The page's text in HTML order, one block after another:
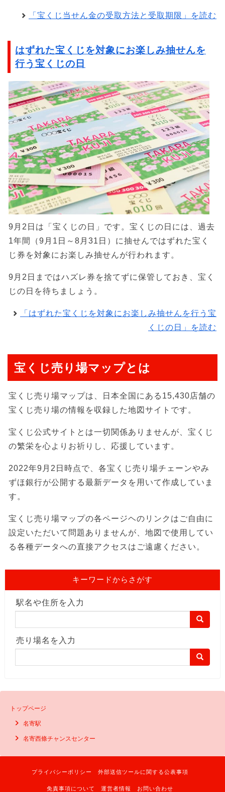
「宝くじ当せん金の受取方法と受取期限」を読む
はずれた宝くじを対象にお楽しみ抽せんを
行う宝くじの日
9月2日は「宝くじの日」です。宝くじの日には、過去
1年間（9月1日～8月31日）に抽せんではずれた宝く
じ券を対象にお楽しみ抽せんが行われます。
9月2日まではハズレ券を捨てずに保管しておき、宝く
じの日を待ちましょう。
「はずれた宝くじを対象にお楽しみ抽せんを行う宝
くじの日」を読む
宝くじ売り場マップとは
宝くじ売り場マップは、日本全国にある15,430店舗の
宝くじ売り場の情報を収録した地図サイトです。
宝くじ公式サイトとは一切関係ありませんが、宝くじ
の繁栄を心よりお祈りし、応援しています。
2022年9月2日時点で、各宝くじ売り場チェーンやみ
ずほ銀行が公開する最新データを用いて作成していま
す。
宝くじ売り場マップの各ページヘのリンクはご自由に
設定いただいて問題ありませんが、地図で使用してい
る各種データへの直接アクセスはご遠慮ください。
キーワードからさがす
駅名や住所を入力
売り場名を入力
トップページ
名寄駅
名寄西條チャンスセンター
プライバシーポリシー 外部送信ツールに関する公表事項
免責事項について 運営者情報 お問い合わせ